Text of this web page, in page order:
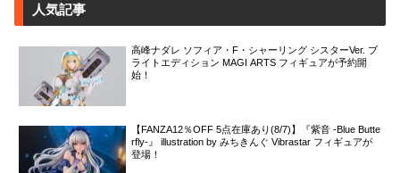
人気記事
高峰ナダレ ソフィア・F・シャーリング シスターVer. ブ
ライトエディション MAGI ARTS フィギュアが予約開
始！
【FANZA12％OFF 5点在庫あり(8/7)】『紫音 -Blue Butte
rfly-』 illustration by みちきんぐ Vibrastar フィギュアが
登場！